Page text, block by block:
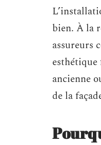
bien. À la
assureurs
ancienne
de la